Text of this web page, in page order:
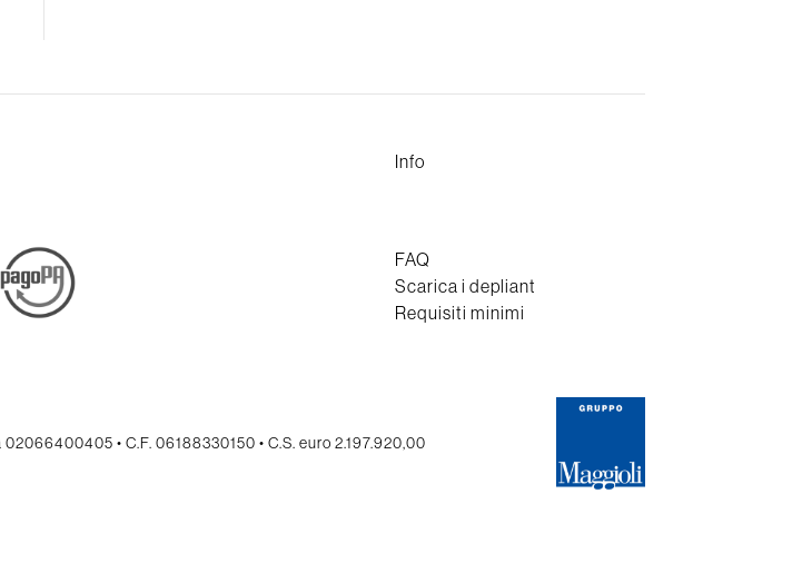
Info
FAQ
Scarica i depliant
Requisiti minimi
• C.F. 06188330150 • C.S. euro 2.197.920,00